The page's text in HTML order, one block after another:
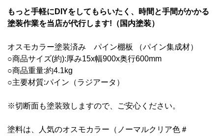
もっと手軽にDIYをしてもらいたく、時間と手間がかかる
塗装作業を当店が代行します!（国内塗装）
オスモカラー塗装済み パイン棚板 （パイン集成材）
○商品サイズ(約):厚み15x幅900x奥行600mm
○商品重量:約4.1kg
○主要材質:パイン（ラジアータ）
※切断面も塗装致しますので、ご安心ください。
塗料は、人気のオスモカラー（ノーマルクリア色＃